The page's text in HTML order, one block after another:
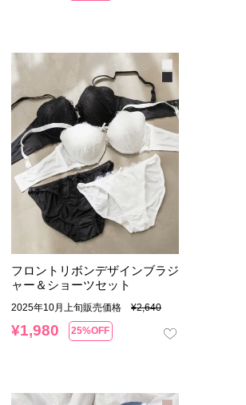
フロントリボンデザインブラジ
ャー＆ショーツセット
2025年10月上旬販売価格 ¥2,640
¥1,980 25%OFF